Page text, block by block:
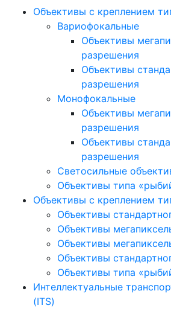
Объективы с креплением
Вариофокальные
Объективы
разрешения
Объективы
разрешения
Монофокальные
Объективы
разрешения
Объективы
разрешения
Светосильные
Объективы типа
Объективы с креплением
Объективы
Объективы
Объективы
Объективы
Объективы типа
Интеллектуальные
(ITS)